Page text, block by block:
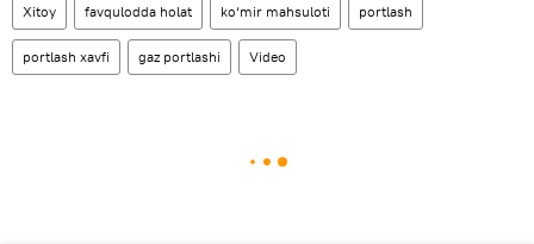
Xitoy favqulodda holat ko‘mir mahsuloti portlash
portlash xavfi gaz portlashi Video